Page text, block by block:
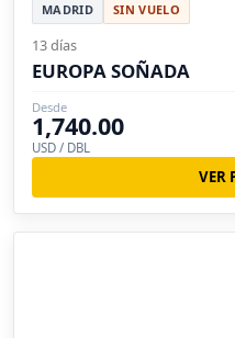
MADRID SIN VUELO
13 días
EUROPA SOÑADA
Desde
1,740.00
USD / DBL
VER